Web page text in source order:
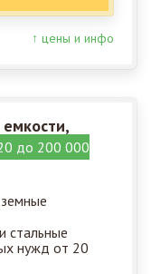
↑ цены и инфо
до 200 000
стальные
нужд от 20